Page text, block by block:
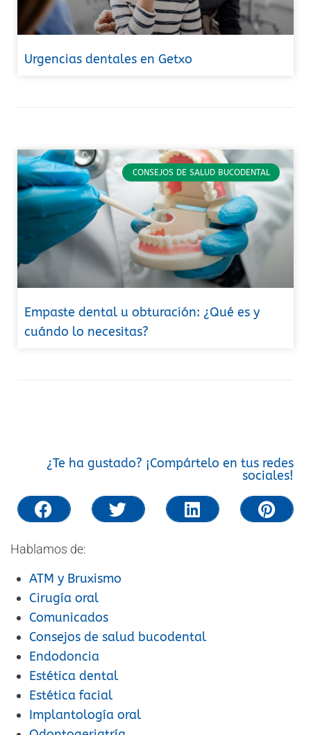
Urgencias dentales en Getxo
CONSEJOS DE SALUD BUCODENTAL
Empaste dental u obturación: ¿Qué es y
cuándo lo necesitas?
¿Te ha gustado? ¡Compártelo en tus redes
sociales!
Hablamos de:
ATM y Bruxismo
Cirugía oral
Comunicados
Consejos de salud bucodental
Endodoncia
Estética dental
Estética facial
Implantología oral